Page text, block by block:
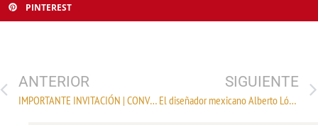
PINTEREST
ANTERIOR
IMPORTANTE INVITACIÓN | CONVOCATORIA A LA LXXXIII ASAMBLEA GENERAL ORDINARIA DE LA CÁMARA NACIONAL DE LA INDUSTRIA TEXTIL
SIGUIENTE
El diseñador mexicano Alberto López triunfa en Nueva York